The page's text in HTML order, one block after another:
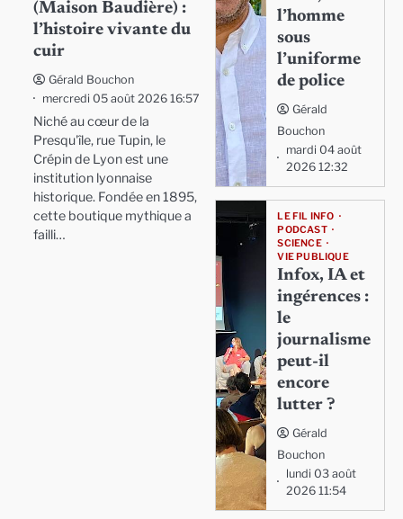
(Maison Baudière) :
l’histoire vivante du
cuir
Gérald Bouchon
mercredi 05 août 2026 16:57
Niché au cœur de la
Presqu'île, rue Tupin, le
Crépin de Lyon est une
institution lyonnaise
historique. Fondée en 1895,
cette boutique mythique a
failli…
l’homme
sous
l’uniforme
de police
Gérald
Bouchon
mardi 04 août
2026 12:32
LE FIL INFO
PODCAST
SCIENCE
VIE PUBLIQUE
Infox, IA et
ingérences :
le
journalisme
peut-il
encore
lutter ?
Gérald
Bouchon
lundi 03 août
2026 11:54